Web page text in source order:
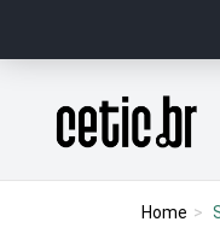
Página inicial
Home